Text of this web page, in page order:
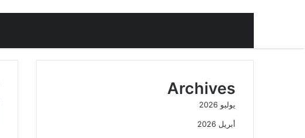
Archives
يوليو 2026
أبريل 2026